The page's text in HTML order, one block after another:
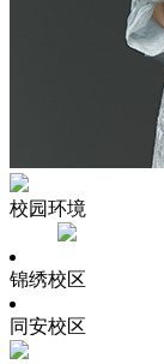
校园环境
锦绣校区
同安校区